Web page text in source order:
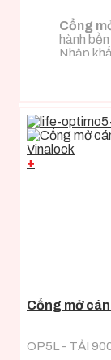
Cổng
hành
Nhập
+
Cổng mở
OP5L - TẢI